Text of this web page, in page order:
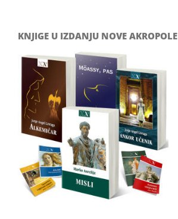
KNJIGE U IZDANJU NOVE AKROPOLE